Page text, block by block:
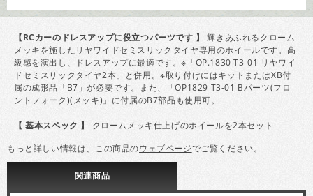
【RCカーのドレスアップに役立つパーツです 】輝きあふれるクローム
メッキを施したリヤワイドセミスリックタイヤ専用のホイールです。高
級感を演出し、ドレスアップに最適です。※「OP.1830 T3-01 リヤワイ
ドセミスリックタイヤ2本」と併用。※取り付けにはキットまたはXB付
属の成形品「B7」が必要です。また、「OP1829 T3-01 Bパーツ(フロ
ントフォーク)(メッキ)」に付属のB7部品も使用可。
【 基本スペック 】 クロームメッキ仕上げのホイールを2本セット
もっと詳しい情報は、この商品のウェブページでご覧ください。
関連商品